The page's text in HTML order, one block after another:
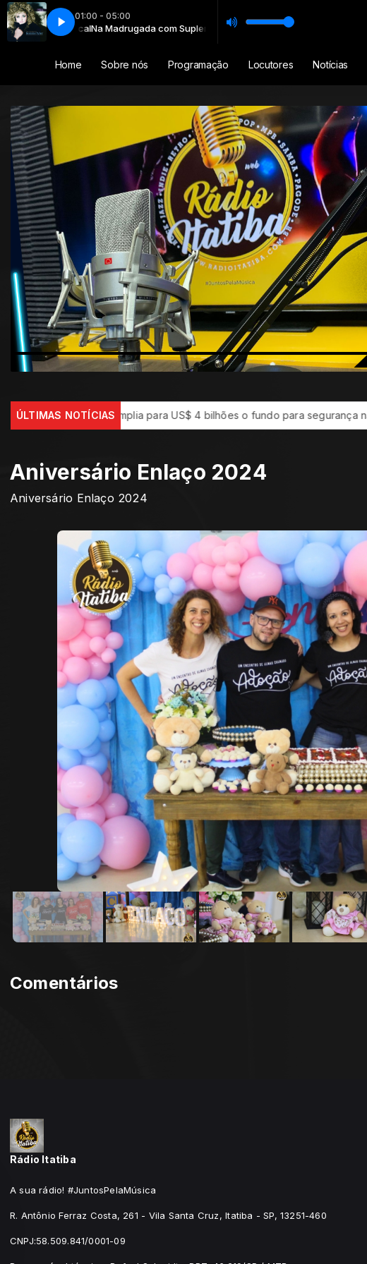
01:00 - 05:00
MusicalNa Madrugada com Suplemento Musical
the Heart 26 - Bonnie Tyler - Total Eclipse of the Heart
Home Sobre nós Programação Locutores Notícias
ÚLTIMAS NOTÍCIAS
amplia para US$ 4 bilhões o fundo para segurança na América Latina
Aniversário Enlaço 2024
Aniversário Enlaço 2024
Comentários
Rádio Itatiba
A sua rádio! #JuntosPelaMúsica
R. Antônio Ferraz Costa, 261 - Vila Santa Cruz, Itatiba - SP, 13251-460
CNPJ:58.509.841/0001-09